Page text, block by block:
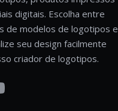
digitais. Escolha entre
de modelos de logotipos e
seu design facilmente
criador de logotipos.